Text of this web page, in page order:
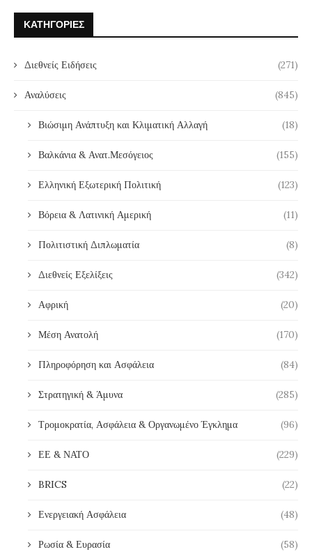
ΚΑΤΗΓΟΡΊΕΣ
Διεθνείς Ειδήσεις (271)
Αναλύσεις (845)
Βιώσιμη Ανάπτυξη και Κλιματική Αλλαγή (18)
Βαλκάνια & Ανατ.Μεσόγειος (155)
Ελληνική Εξωτερική Πολιτική (123)
Βόρεια & Λατινική Αμερική (11)
Πολιτιστική Διπλωματία (8)
Διεθνείς Εξελίξεις (342)
Αφρική (20)
Μέση Ανατολή (170)
Πληροφόρηση και Ασφάλεια (84)
Στρατηγική & Άμυνα (285)
Τρομοκρατία, Ασφάλεια & Οργανωμένο Έγκλημα (96)
ΕΕ & ΝΑΤΟ (229)
BRICS (22)
Ενεργειακή Ασφάλεια (48)
Ρωσία & Ευρασία (58)